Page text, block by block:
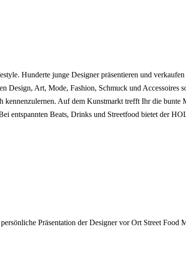
Hunderte junge Designer präsentieren und
Design, Art, Mode, Fashion, Schmuck und Accessoires
Auf dem Kunstmarkt trefft Ihr die bunte
entspannten Beats, Drinks und Streetfood bietet der
persönliche Präsentation der Designer vor Ort Street Food